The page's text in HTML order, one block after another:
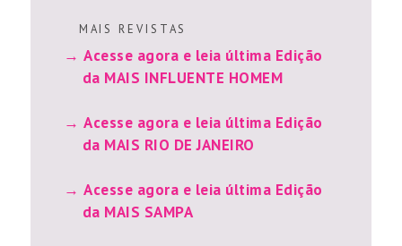
M A I S R E V I S T A S
Acesse agora e leia última Edição
da MAIS INFLUENTE HOMEM
Acesse agora e leia última Edição
da MAIS RIO DE JANEIRO
Acesse agora e leia última Edição
da MAIS SAMPA